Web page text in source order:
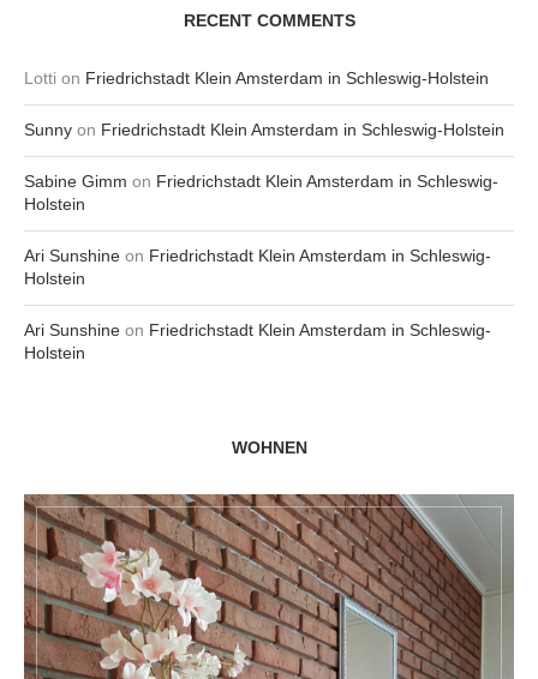
RECENT COMMENTS
Lotti on Friedrichstadt Klein Amsterdam in Schleswig-Holstein
Sunny on Friedrichstadt Klein Amsterdam in Schleswig-Holstein
Sabine Gimm on Friedrichstadt Klein Amsterdam in Schleswig-
Holstein
Ari Sunshine on Friedrichstadt Klein Amsterdam in Schleswig-
Holstein
Ari Sunshine on Friedrichstadt Klein Amsterdam in Schleswig-
Holstein
WOHNEN